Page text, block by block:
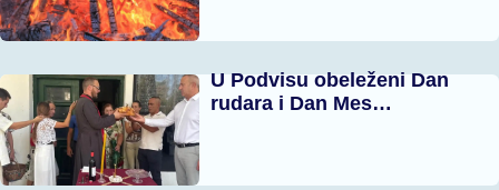
U Podvisu obeleženi Dan
rudara i Dan Mes…